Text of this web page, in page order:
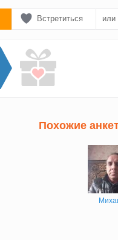
Встретиться или
Похожие